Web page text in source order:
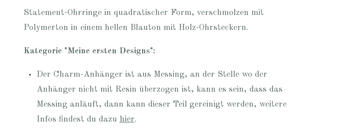
Statement-Ohrringe in quadratischer Form, verschmolzen mit
Polymerton in einem hellen Blauton mit Holz-Ohrsteckern.
Kategorie "Meine ersten Designs":
Der Charm-Anhänger ist aus Messing, an der Stelle wo der
Anhänger nicht mit Resin überzogen ist, kann es sein, dass das
Messing anläuft, dann kann dieser Teil gereinigt werden, weitere
Infos findest du dazu hier.